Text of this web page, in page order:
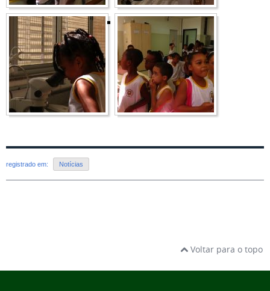
registrado em: Notícias
Voltar para o topo